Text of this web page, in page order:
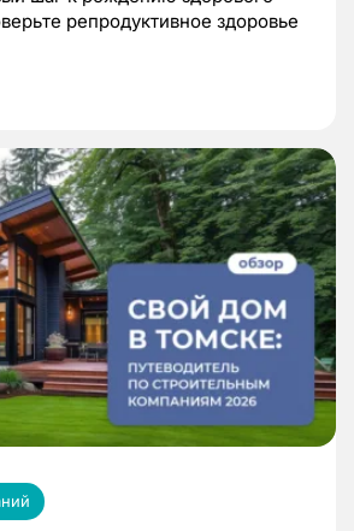
репродуктивное здоровье